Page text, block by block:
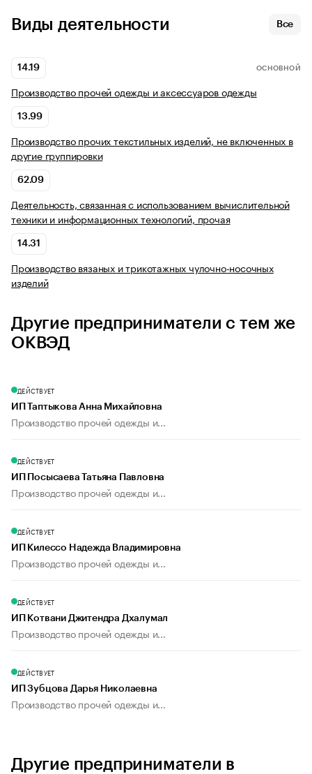
Виды деятельности Все
14.19 ОСНОВНОЙ
Производство прочей одежды и аксессуаров одежды
13.99
Производство прочих текстильных изделий, не включенных в
другие группировки
62.09
Деятельность, связанная с использованием вычислительной
техники и информационных технологий, прочая
14.31
Производство вязаных и трикотажных чулочно-носочных
изделий
Другие предприниматели с тем же
ОКВЭД
ДЕЙСТВУЕТ
ИП Таптыкова Анна Михайловна
Производство прочей одежды и...
ДЕЙСТВУЕТ
ИП Посысаева Татьяна Павловна
Производство прочей одежды и...
ДЕЙСТВУЕТ
ИП Килессо Надежда Владимировна
Производство прочей одежды и...
ДЕЙСТВУЕТ
ИП Котвани Джитендра Дхалумал
Производство прочей одежды и...
ДЕЙСТВУЕТ
ИП Зубцова Дарья Николаевна
Производство прочей одежды и...
Другие предприниматели в